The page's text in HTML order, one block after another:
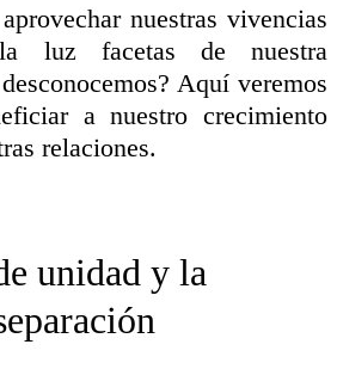
nuestras vivencias
luz facetas de nuestra
Aquí veremos
a nuestro crecimiento
relaciones.
unidad y la